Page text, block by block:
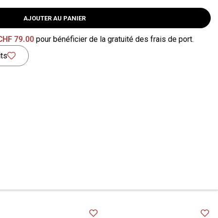
AJOUTER AU PANIER
79.00 pour bénéficier de la gratuité des frais de port.